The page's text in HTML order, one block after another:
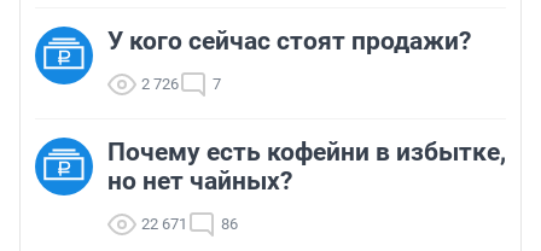
У кого сейчас стоят продажи?
2 726 7
Почему есть кофейни в избытке,
но нет чайных?
22 671 86